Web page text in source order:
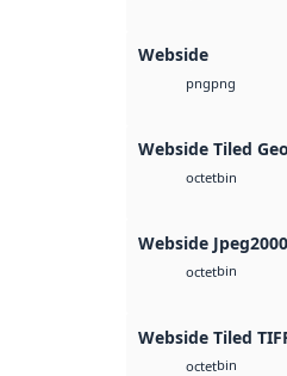
Webside
pngpng
Webside Tiled
octetbin
Webside Jpeg2000
octetbin
Webside Tiled
octetbin